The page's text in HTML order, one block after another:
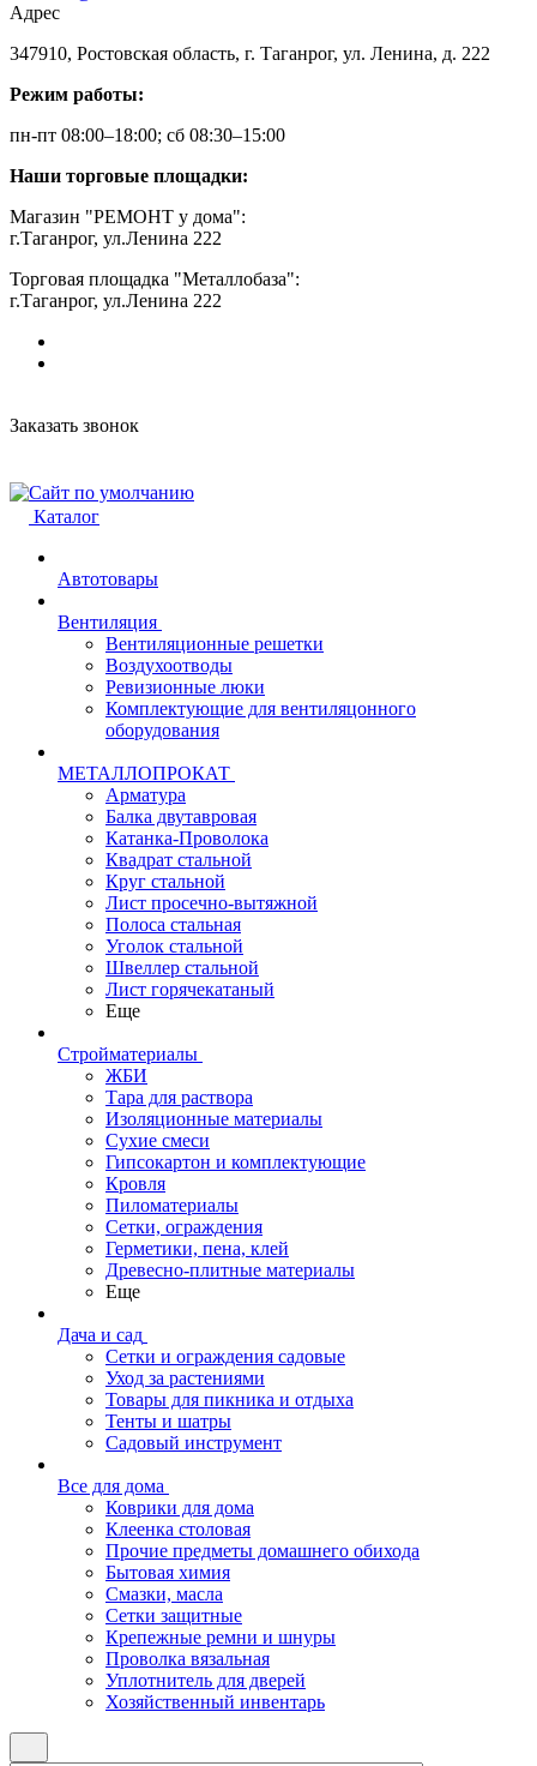
Адрес
347910, Ростовская область, г. Таганрог, ул. Ленина, д. 222
Режим работы:
пн-пт 08:00–18:00; сб 08:30–15:00
Наши торговые площадки:
Магазин "РЕМОНТ у дома":
г.Таганрог, ул.Ленина 222
Торговая площадка "Металлобаза":
г.Таганрог, ул.Ленина 222
Заказать звонок
Каталог
Автотовары
Вентиляция
Вентиляционные решетки
Воздухоотводы
Ревизионные люки
Комплектующие для вентиляцонного
оборудования
МЕТАЛЛОПРОКАТ
Арматура
Балка двутавровая
Катанка-Проволока
Квадрат стальной
Круг стальной
Лист просечно-вытяжной
Полоса стальная
Уголок стальной
Швеллер стальной
Лист горячекатаный
Еще
Стройматериалы
ЖБИ
Тара для раствора
Изоляционные материалы
Сухие смеси
Гипсокартон и комплектующие
Кровля
Пиломатериалы
Сетки, ограждения
Герметики, пена, клей
Древесно-плитные материалы
Еще
Дача и сад
Сетки и ограждения садовые
Уход за растениями
Товары для пикника и отдыха
Тенты и шатры
Садовый инструмент
Все для дома
Коврики для дома
Клеенка столовая
Прочие предметы домашнего обихода
Бытовая химия
Смазки, масла
Сетки защитные
Крепежные ремни и шнуры
Проволка вязальная
Уплотнитель для дверей
Хозяйственный инвентарь